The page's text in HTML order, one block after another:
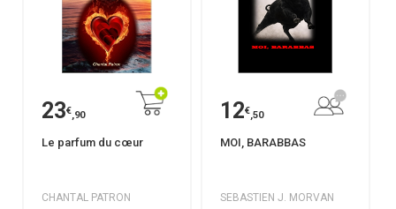
23€,90
Le parfum du cœur
CHANTAL PATRON
12€,50
MOI, BARABBAS
SEBASTIEN J. MORVAN